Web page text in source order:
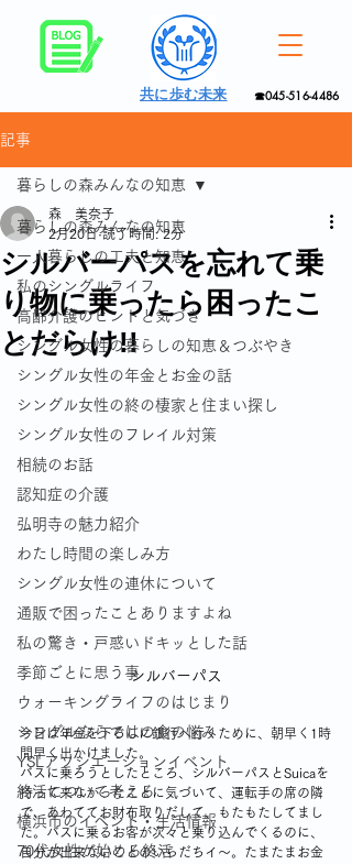
☎045-516-4486
共に歩む未来
記事
暮らしの森みんなの知恵
一人暮らしの工夫と知恵
私のシングルライフ
高齢介護のヒントと気づき
シングル女性の暮らしの知恵＆つぶやき
シングル女性の年金とお金の話
シングル女性の終の棲家と住まい探し
シングル女性のフレイル対策
相続のお話
認知症の介護
弘明寺の魅力紹介
わたし時間の楽しみ方
シングル女性の連休について
通販で困ったことありますよね
私の驚き・戸惑いドキッとした話
季節ごとに思う事
ウォーキングライフのはじまり
シングルならではの食の悩み
YSLアソシエーションイベント
終活について考える
横浜市のイベント・生活情報
70代女性が始める終活
暮らしの森みんなの知恵
シルバーパスを忘れて乗
り物に乗ったら困ったこ
とだらけ!!
森 美奈子
2月20日 読了時間: 2分
シルバーパス
今日は年金を下ろしに銀行へ行くために、朝早く1時
間早く出かけました。
バスに乗ろうとしたところ、シルバーパスとSuicaを
持って来なかったことに気づいて、運転手の席の隣
で、あわててお財布取りだして、もたもたしてまし
た。バスに乗るお客が次々と乗り込んでくるのに、
自分が出来ないことのいらだちイ～。たまたまお金